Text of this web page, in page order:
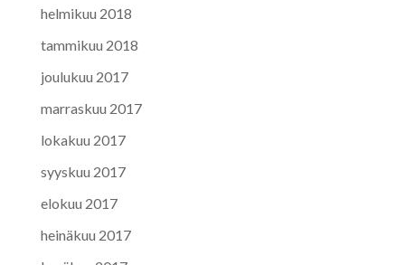
helmikuu 2018
tammikuu 2018
joulukuu 2017
marraskuu 2017
lokakuu 2017
syyskuu 2017
elokuu 2017
heinäkuu 2017